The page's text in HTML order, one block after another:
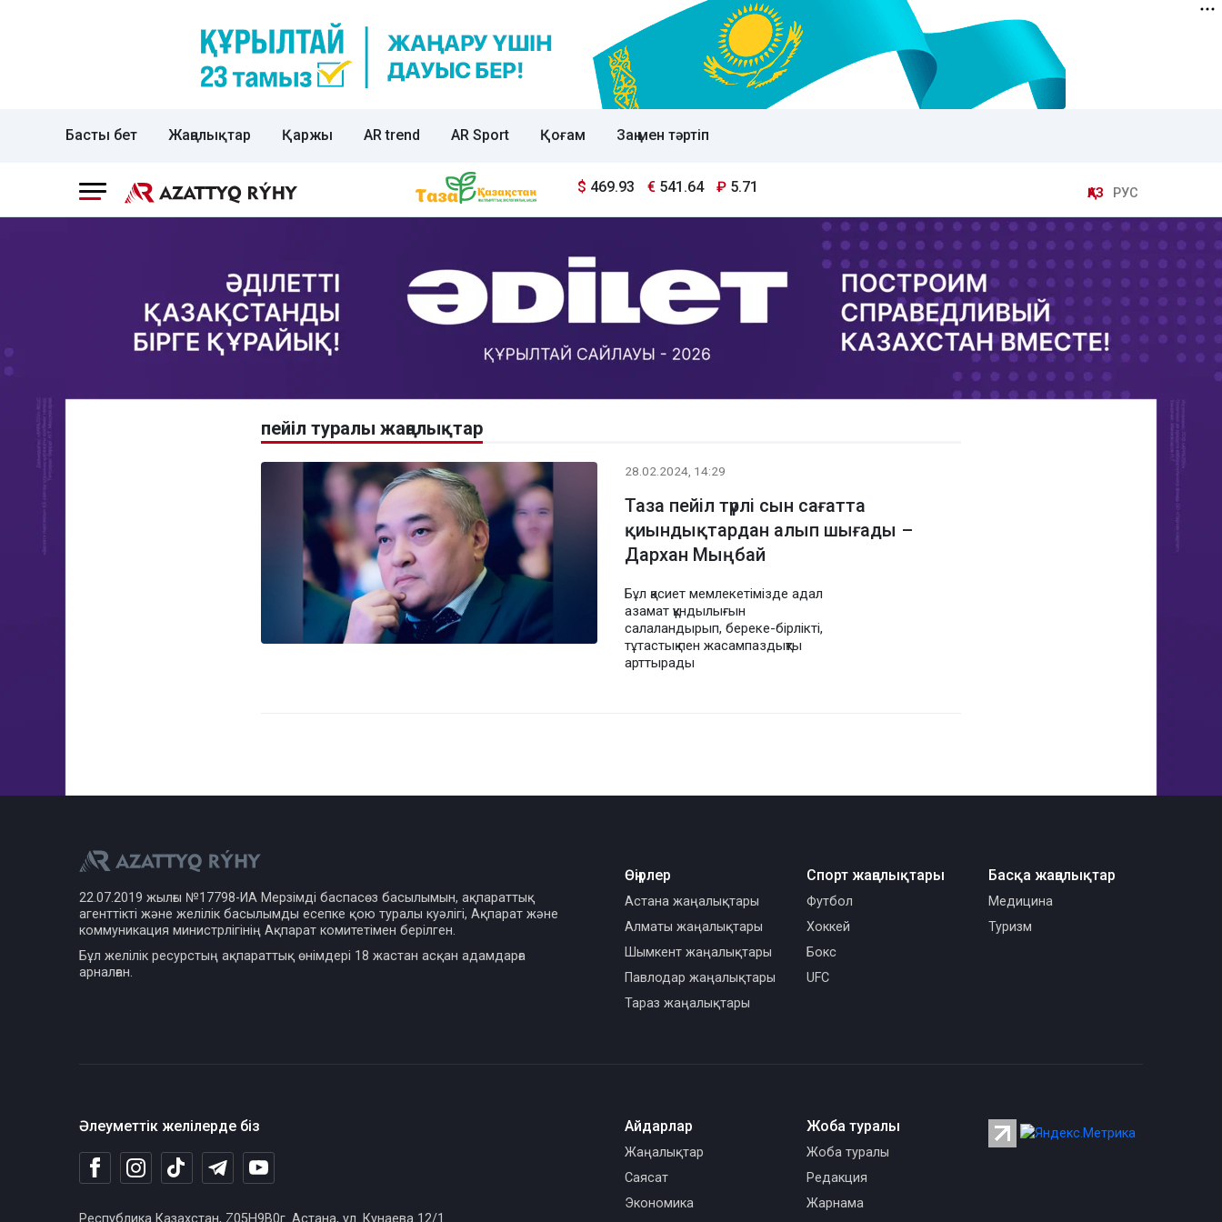
Басты бет Жаңалықтар Қаржы AR trend AR Sport Қоғам Заң мен тәртіп
$ 469.93 € 541.64 ₽ 5.71 ҚАЗ РУС
пейіл туралы жаңалықтар
28.02.2024, 14:29
Таза пейіл түрлі сын сағатта
қиындықтардан алып шығады –
Дархан Мыңбай
Бұл қасиет мемлекетімізде адал
азамат құндылығын
салаландырып, береке-бірлікті,
тұтастық пен жасампаздықты
арттырады
22.07.2019 жылғы №17798-ИА Мерзімді баспасөз басылымын, ақпараттық
агенттікті және желілік басылымды есепке қою туралы куәлігі, Ақпарат және
коммуникация министрлігінің Ақпарат комитетімен берілген.
Бұл желілік ресурстың ақпараттық өнімдері 18 жастан асқан адамдарға
арналған.
Өңірлер
Астана жаңалықтары
Алматы жаңалықтары
Шымкент жаңалықтары
Павлодар жаңалықтары
Тараз жаңалықтары
Спорт жаңалықтары
Футбол
Хоккей
Бокс
UFC
Басқа жаңалықтар
Медицина
Туризм
Әлеуметтік желілерде біз
Республика Казахстан, Z05H9B0г. Астана, ул. Кунаева 12/1
Айдарлар
Жаңалықтар
Саясат
Экономика
Жоба туралы
Жоба туралы
Редакция
Жарнама